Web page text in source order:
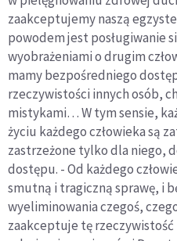
zaakceptujemy naszą
powodem jest posługiwanie
wyobrażeniami o drugim
mamy bezpośredniego
rzeczywistości innych osób,
mistykami… W tym sensie,
życiu każdego człowieka są
zastrzeżone tylko dla niego,
dostępu. - Od każdego
smutną i tragiczną sprawę, i
wyeliminowania czegoś,
zaakceptuje tę rzeczywistość